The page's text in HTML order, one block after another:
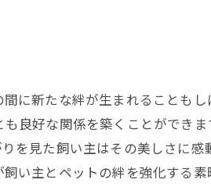
に新たな絆が生まれることも
良好な関係を築くことができ
を見た飼い主はその美しさに
い主とペットの絆を強化する素